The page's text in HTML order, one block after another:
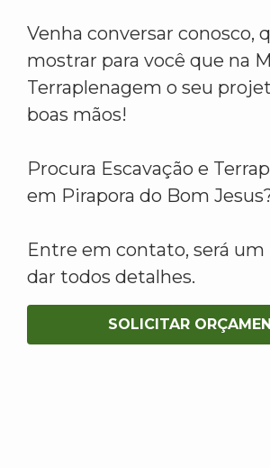
Venha conversar conosco,
mostrar para você que na
Terraplenagem o seu
boas mãos!
Procura Escavação e
em Pirapora do Bom
Entre em contato, será um
dar todos detalhes.
SOLICITAR